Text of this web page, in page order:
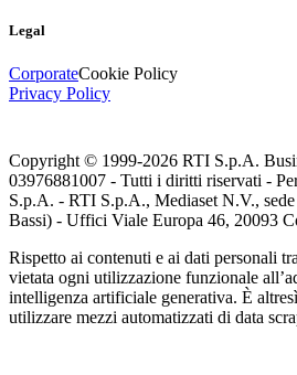
Legal
CorporateCookie Policy
Privacy Policy
Copyright © 1999-2026 RTI S.p.A.
03976881007 - Tutti i diritti riservati -
S.p.A. - RTI S.p.A., Mediaset N.V., sede
Bassi) - Uffici Viale Europa 46, 20093
Rispetto ai contenuti e ai dati personali
vietata ogni utilizzazione funzionale
intelligenza artificiale generativa. È
utilizzare mezzi automatizzati di data